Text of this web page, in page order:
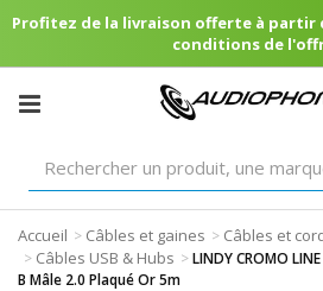
Profitez de la livraison offerte à partir
conditions de
Accueil > Câbles et gaines > Câbles et
> Câbles USB & Hubs >LINDY CROMO
B Mâle 2.0 Plaqué Or 5m